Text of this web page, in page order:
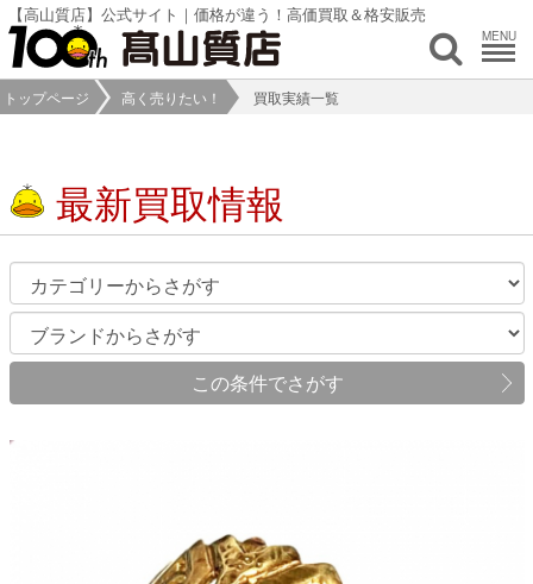
【高山質店】公式サイト｜価格が違う！高価買取＆格安販売
MENU
トップページ 高く売りたい！ 買取実績一覧
最新買取情報
この条件でさがす